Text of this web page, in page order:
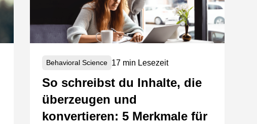
Behavioral Science 17 min Lesezeit
So schreibst du Inhalte, die
überzeugen und
konvertieren: 5 Merkmale für